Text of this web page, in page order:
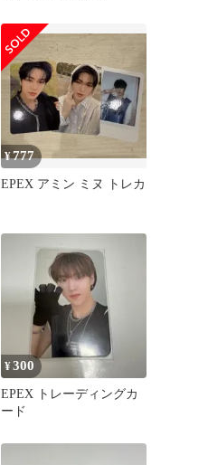
¥777
EPEX アミン ミヌ トレカ
¥300
EPEX トレーディングカ
ード